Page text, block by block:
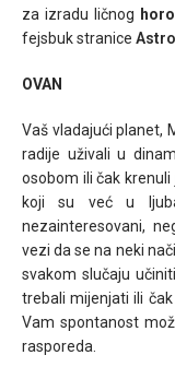
za izradu ličnog
fejsbuk stranice
OVAN
Vaš vladajući planet,
radije uživali u
osobom ili čak
koji su već u
nezainteresovani,
vezi da se na neki
svakom slučaju
trebali mijenjati ili
Vam spontanost
rasporeda.